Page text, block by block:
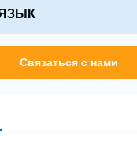
Связаться с нами